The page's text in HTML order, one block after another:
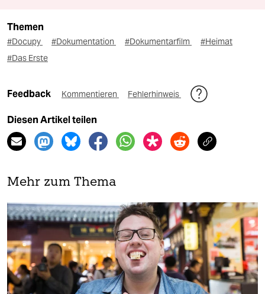
Themen
#Docupy #Dokumentation #Dokumentarfilm
#Heimat
#Das Erste
Feedback Kommentieren Fehlerhinweis
Diesen Artikel teilen
Mehr zum Thema